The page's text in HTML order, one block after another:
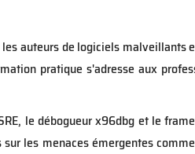
auteurs de logiciels
pratique s'adresse aux
le débogueur x96dbg et le
les menaces émergentes